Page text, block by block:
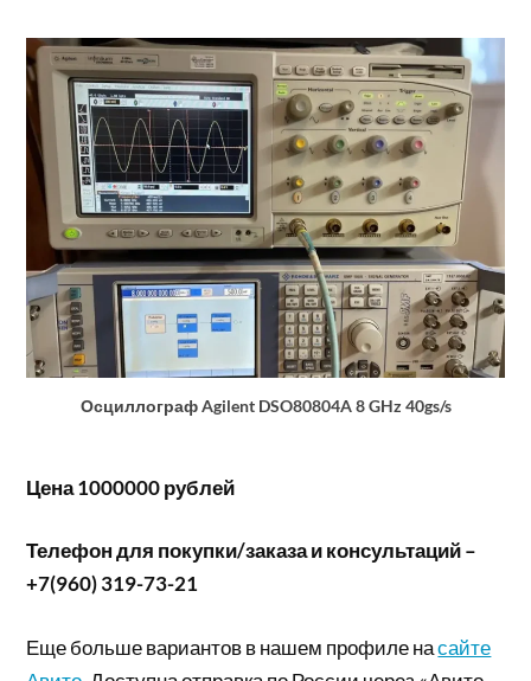
Осциллограф Agilent DSO80804A 8 GHz 40gs/s
Цена 1000000 рублей
Телефон для покупки/заказа и консультаций –
+7(960) 319-73-21
Еще больше вариантов в нашем профиле насайте